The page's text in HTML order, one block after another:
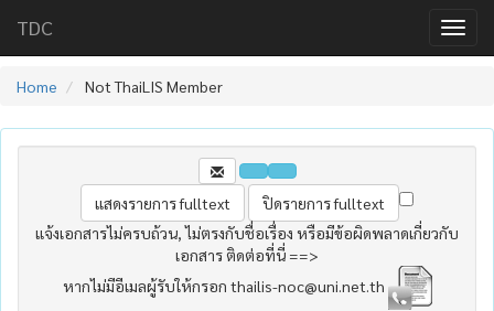
TDC
Home Not ThaiLIS Member
แจ้งเอกสารไม่ครบถ้วน, ไม่ตรงกับชื่อเรื่อง หรือมีข้อผิดพลาดเกี่ยวกับ
เอกสาร ติดต่อที่นี่ ==>
หากไม่มีอีเมลผู้รับให้กรอก thailis-noc@uni.net.th